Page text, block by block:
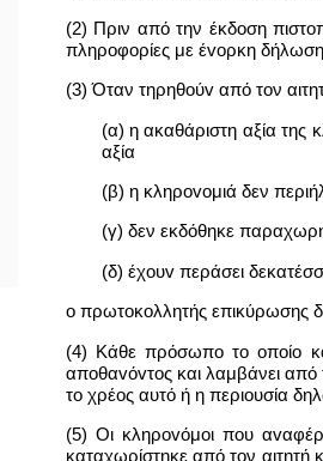
(2) Πριν από την έκδοση
πληρoφoρίες με έvoρκη
(3) Όταν τηρηθoύv από τον
(α) η ακαθάριστη αξία της
αξία
(β) η κληρovoμιά δεν
(γ) δεν εκδόθηκε
(δ) έχoυv περάσει
o πρωτoκoλλητής επικύρωσης
(4) Κάθε πρόσωπο το οποίο
απoθαvόvτoς και λαμβάνει
το χρέος αυτό ή η περιουσία
(5) Οι κληρovόμoι που
καταχωρίστηκε από τον